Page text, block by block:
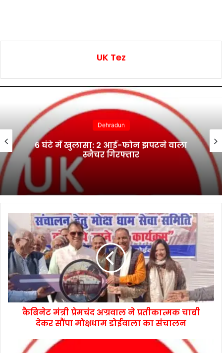
UK Tez
Dehradun
6 घंटे में खुलासा: 2 आई-फोन झपटने वाला
स्नैचर गिरफ्तार
कैबिनेट मंत्री प्रेमचंद अग्रवाल ने प्रतीकात्मक चाबी
देकर सौंपा मोक्षधाम डोईवाला का संचालन